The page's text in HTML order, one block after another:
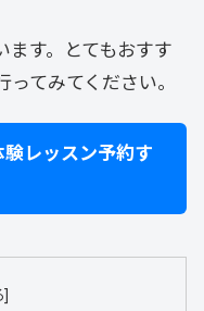
す。とてもおすす
てみてください。
レッスン予約す